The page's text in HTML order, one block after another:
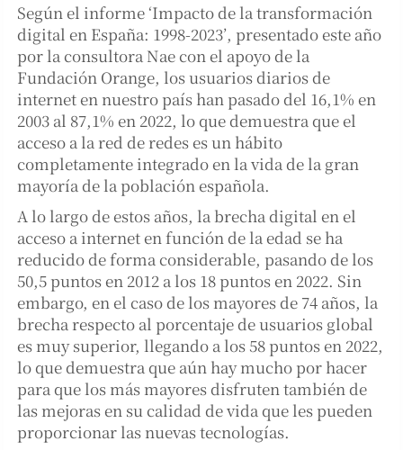
Según el informe ‘Impacto de la transformación
digital en España: 1998-2023’, presentado este año
por la consultora Nae con el apoyo de la
Fundación Orange, los usuarios diarios de
internet en nuestro país han pasado del 16,1% en
2003 al 87,1% en 2022, lo que demuestra que el
acceso a la red de redes es un hábito
completamente integrado en la vida de la gran
mayoría de la población española.
A lo largo de estos años, la brecha digital en el
acceso a internet en función de la edad se ha
reducido de forma considerable, pasando de los
50,5 puntos en 2012 a los 18 puntos en 2022. Sin
embargo, en el caso de los mayores de 74 años, la
brecha respecto al porcentaje de usuarios global
es muy superior, llegando a los 58 puntos en 2022,
lo que demuestra que aún hay mucho por hacer
para que los más mayores disfruten también de
las mejoras en su calidad de vida que les pueden
proporcionar las nuevas tecnologías.